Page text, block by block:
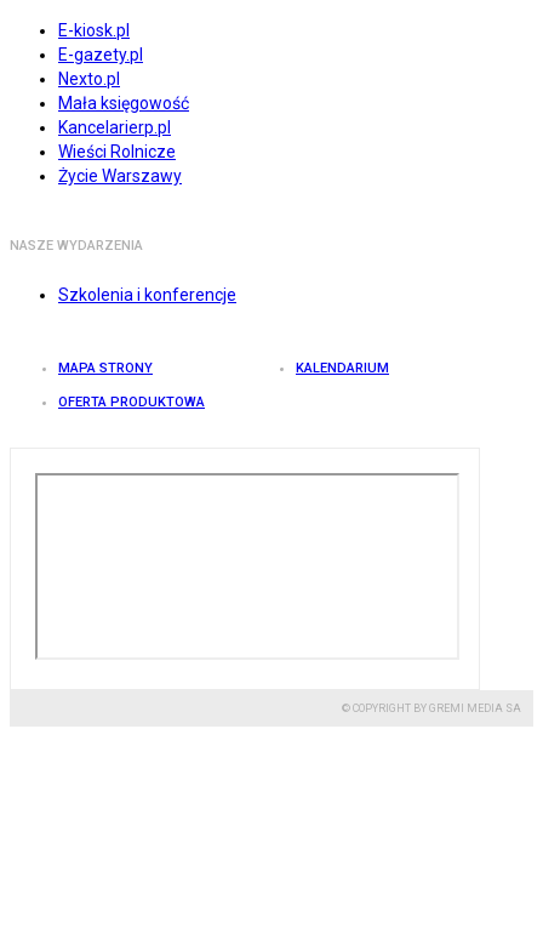
E-kiosk.pl
E-gazety.pl
Nexto.pl
Mała księgowość
Kancelarierp.pl
Wieści Rolnicze
Życie Warszawy
NASZE WYDARZENIA
Szkolenia i konferencje
MAPA STRONY KALENDARIUM
OFERTA PRODUKTOWA
© COPYRIGHT BY GREMI MEDIA SA